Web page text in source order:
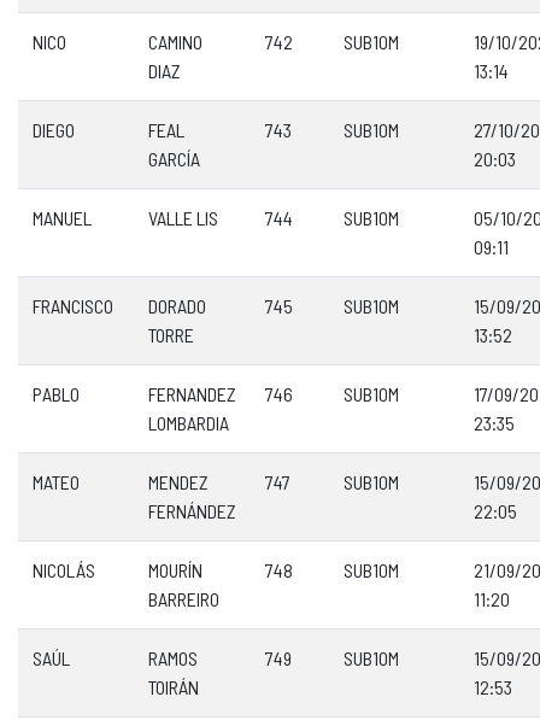
NICO
CAMINO
DIAZ
742 SUB10M
19/10/
13:14
DIEGO
FEAL
GARCÍA
743 SUB10M
27/10/
20:03
MANUEL VALLE LIS 744 SUB10M
05/10/
09:11
FRANCISCO
DORADO
TORRE
745 SUB10M
15/09/
13:52
PABLO
FERNANDEZ
LOMBARDIA
746 SUB10M
17/09/
23:35
MATEO
MENDEZ
FERNÁNDEZ
747 SUB10M
15/09/
22:05
NICOLÁS
MOURÍN
BARREIRO
748 SUB10M
21/09/
11:20
SAÚL
RAMOS
TOIRÁN
749 SUB10M
15/09/
12:53